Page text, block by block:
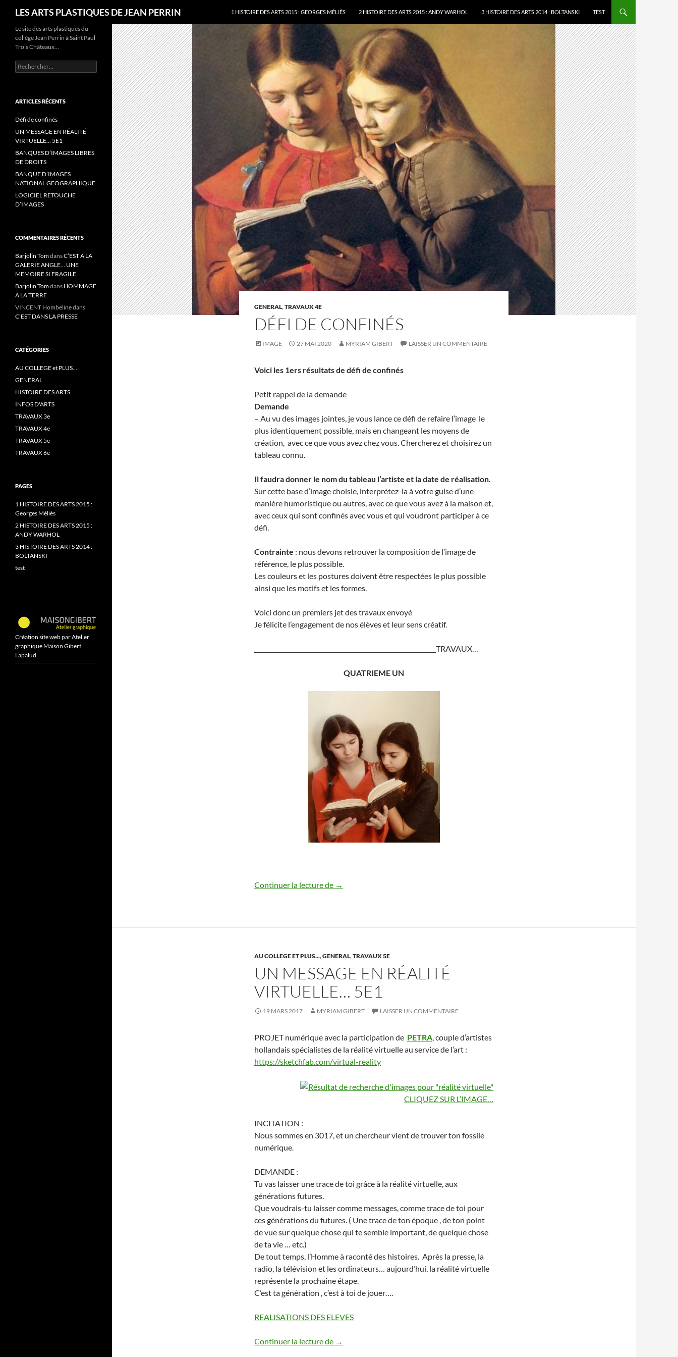
LES ARTS PLASTIQUES DE JEAN PERRIN
1 HISTOIRE DES ARTS 2015 : GEORGES MÉLIÈS
2 HISTOIRE DES ARTS 2015 : ANDY WARHOL 3 HISTOIRE DES ARTS 2014 : BOLTANSKI TEST
GENERAL,TRAVAUX 4E
DÉFI DE CONFINÉS
IMAGE 27 MAI 2020 MYRIAM GIBERT LAISSER UN COMMENTAIRE
Voici les 1ers résultats de défi de confinés
Petit rappel de la demande
Demande
– Au vu des images jointes, je vous lance ce défi de refaire l’image le
plus identiquement possible, mais en changeant les moyens de
création, avec ce que vous avez chez vous. Chercherez et choisirez un
tableau connu.
Il faudra donner le nom du tableau l’artiste et la date de réalisation.
Sur cette base d’image choisie, interprétez-la à votre guise d’une
manière humoristique ou autres, avec ce que vous avez à la maison et,
avec ceux qui sont confinés avec vous et qui voudront participer à ce
défi.
Contrainte : nous devons retrouver la composition de l’image de
référence, le plus possible.
Les couleurs et les postures doivent être respectées le plus possible
ainsi que les motifs et les formes.
Voici donc un premiers jet des travaux envoyé
Je félicite l’engagement de nos élèves et leur sens créatif.
____________________________________________________________TRAVAUX…
QUATRIEME UN
Continuer la lecture de Défi de confinés
→
AU COLLEGE ET PLUS...,GENERAL,TRAVAUX 5E
UN MESSAGE EN RÉALITÉ
VIRTUELLE… 5E1
19 MARS 2017 MYRIAM GIBERT LAISSER UN COMMENTAIRE
PROJET numérique avec la participation de PETRA, couple d’artistes
hollandais spécialistes de la réalité virtuelle au service de l’art :
https://sketchfab.com/virtual-reality
CLIQUEZ SUR L’IMAGE…
INCITATION :
Nous sommes en 3017, et un chercheur vient de trouver ton fossile
numérique.
DEMANDE :
Tu vas laisser une trace de toi grâce à la réalité virtuelle, aux
générations futures.
Que voudrais-tu laisser comme messages, comme trace de toi pour
ces générations du futures. ( Une trace de ton époque , de ton point
de vue sur quelque chose qui te semble important, de quelque chose
de ta vie … etc.)
De tout temps, l’Homme à raconté des histoires. Après la presse, la
radio, la télévision et les ordinateurs… aujourd’hui, la réalité virtuelle
représente la prochaine étape.
C’est ta génération , c’est à toi de jouer….
REALISATIONS DES ELEVES
Continuer la lecture de UN MESSAGE EN RÉALITÉ VIRTUELLE… 5E1
→
Le site des arts plastiques du
collége Jean Perrin à Saint Paul
Trois Châteaux…
R
e
e
c
h
e
:
ARTICLES RÉCENTS
Défi de confinés
UN MESSAGE EN RÉALITÉ
VIRTUELLE… 5E1
BANQUES D’IMAGES LIBRES
DE DROITS
BANQUE D’IMAGES
NATIONAL GEOGRAPHIQUE
LOGICIEL RETOUCHE
D’IMAGES
COMMENTAIRES RÉCENTS
Barjolin TomdansC’EST A LA
GALERIE ANGLE… UNE
MEMOIRE SI FRAGILE
Barjolin Tomdans HOMMAGE
A LA TERRE
VINCENT Hombelinedans
C’EST DANS LA PRESSE
CATÉGORIES
AU COLLEGE et PLUS…
GENERAL
HISTOIRE DES ARTS
INFOS D'ARTS
TRAVAUX 3e
TRAVAUX 4e
TRAVAUX 5e
TRAVAUX 6e
PAGES
1 HISTOIRE DES ARTS 2015 :
Georges Méliès
2 HISTOIRE DES ARTS 2015 :
ANDY WARHOL
3 HISTOIRE DES ARTS 2014 :
BOLTANSKI
test
Création site web parAtelier
graphique Maison Gibert
Lapalud